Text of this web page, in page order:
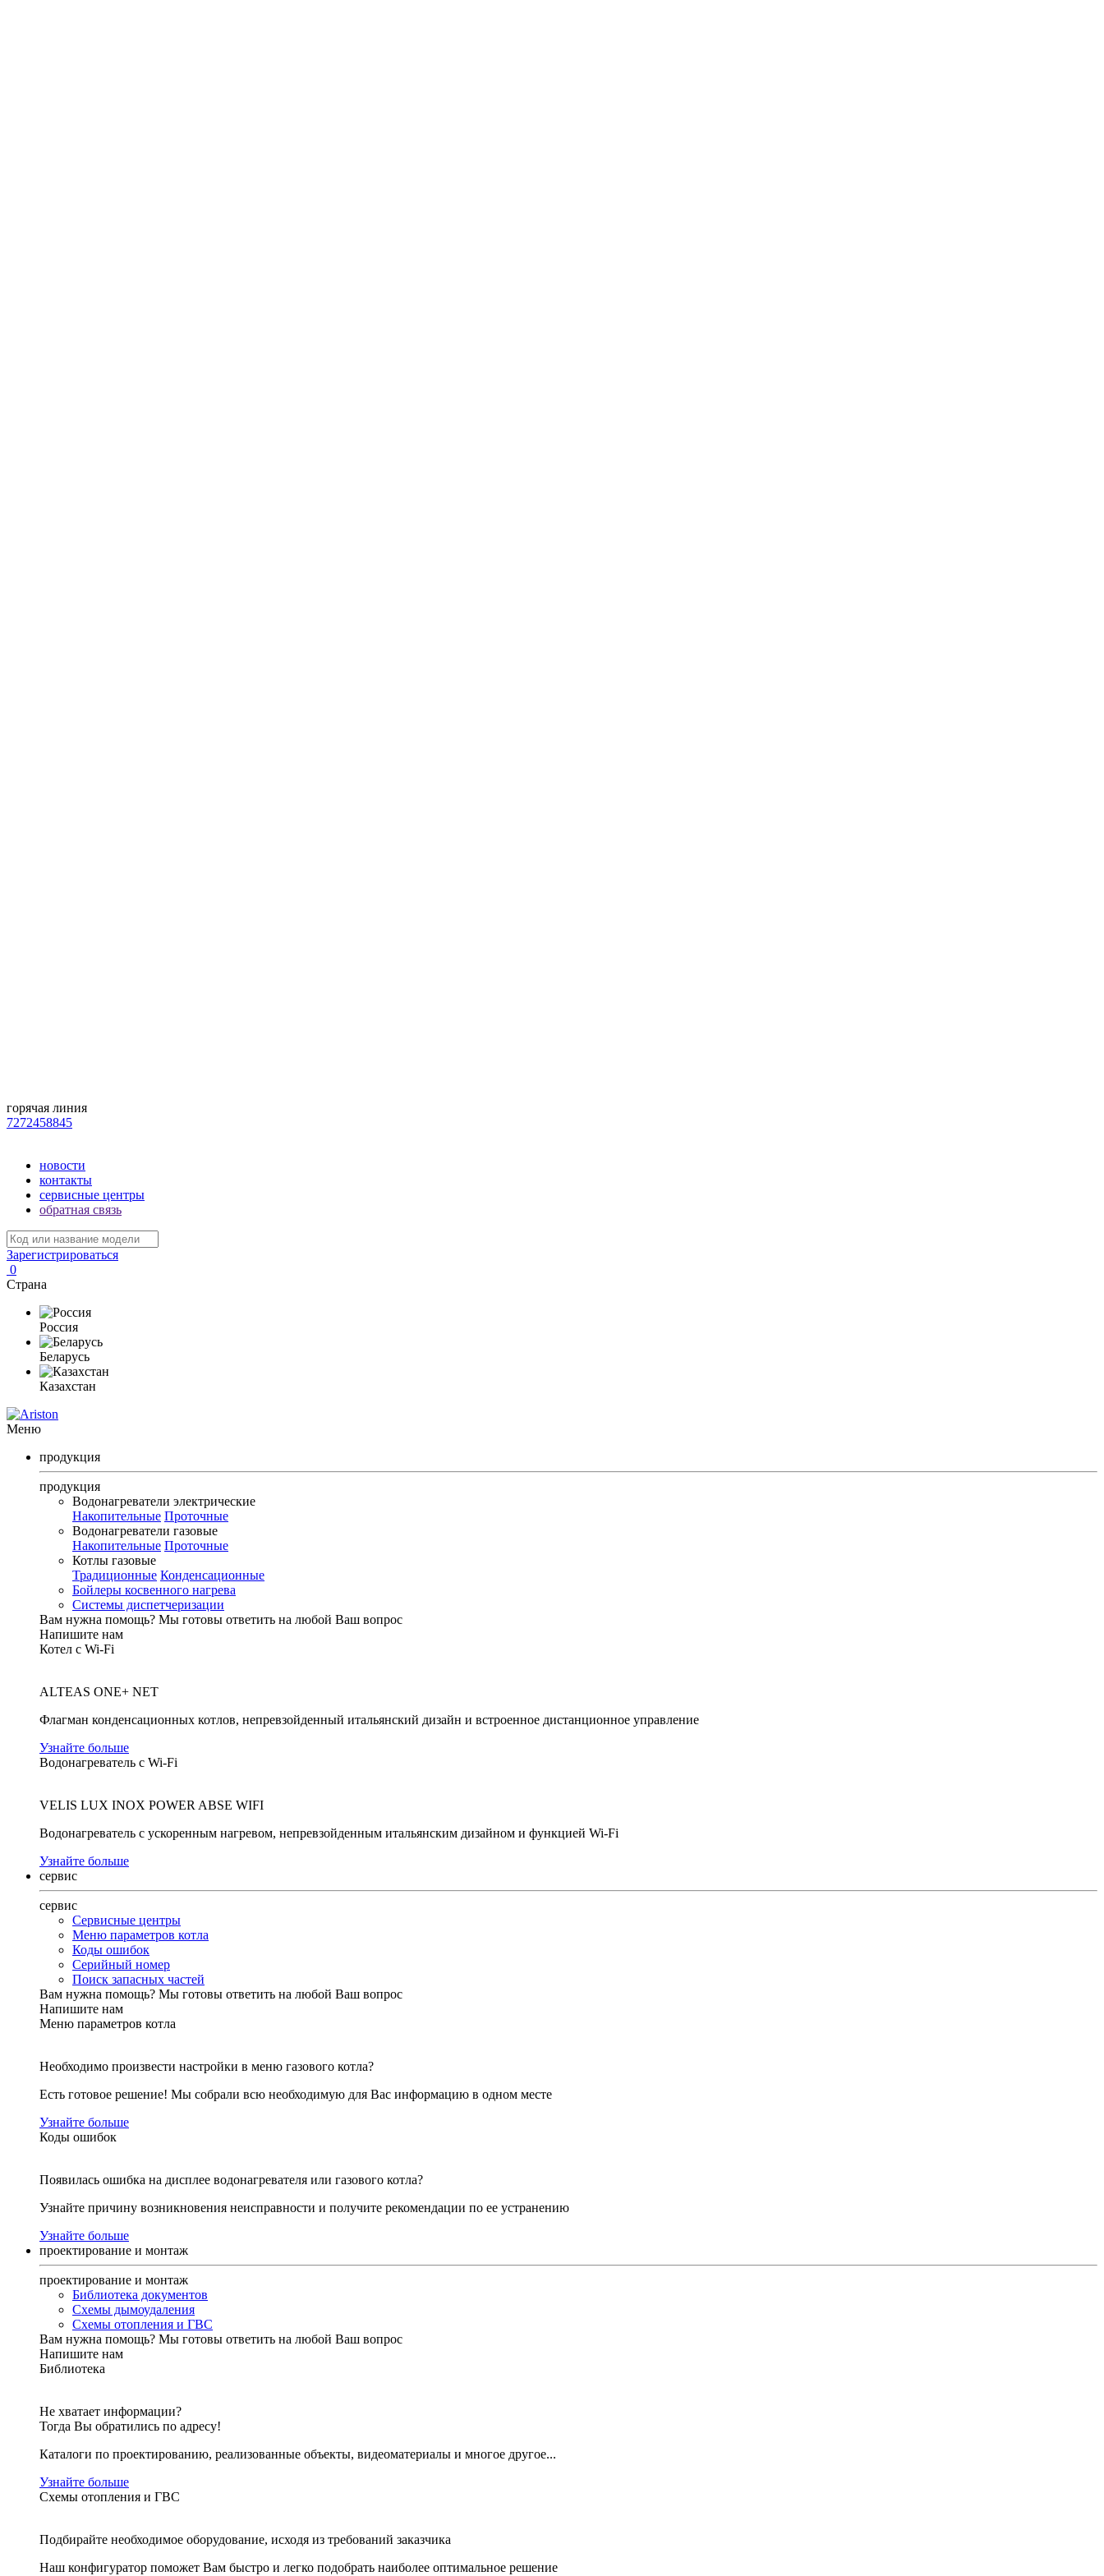
горячая линия
7272458845
новости
контакты
сервисные центры
обратная связь
Зарегистрироваться
0
Страна
Россия
Беларусь
Казахстан
Меню
продукция
продукция
Водонагреватели электрические
Накопительные Проточные
Водонагреватели газовые
Накопительные Проточные
Котлы газовые
Традиционные Конденсационные
Бойлеры косвенного нагрева
Системы диспетчеризации
Вам нужна помощь? Мы готовы ответить на любой Ваш вопрос
Напишите нам
Котел с Wi-Fi
ALTEAS ONE+ NET
Флагман конденсационных котлов, непревзойденный итальянский дизайн и встроенное дистанционное управление
Узнайте больше
Водонагреватель с Wi-Fi
VELIS LUX INOX POWER ABSE WIFI
Водонагреватель с ускоренным нагревом, непревзойденным итальянским дизайном и функцией Wi-Fi
Узнайте больше
сервис
сервис
Сервисные центры
Меню параметров котла
Коды ошибок
Серийный номер
Поиск запасных частей
Вам нужна помощь? Мы готовы ответить на любой Ваш вопрос
Напишите нам
Меню параметров котла
Необходимо произвести настройки в меню газового котла?
Есть готовое решение! Мы собрали всю необходимую для Вас информацию в одном месте
Узнайте больше
Коды ошибок
Появилась ошибка на дисплее водонагревателя или газового котла?
Узнайте причину возникновения неисправности и получите рекомендации по ее устранению
Узнайте больше
проектирование и монтаж
проектирование и монтаж
Библиотека документов
Схемы дымоудаления
Схемы отопления и ГВС
Вам нужна помощь? Мы готовы ответить на любой Ваш вопрос
Напишите нам
Библиотека
Не хватает информации?
Тогда Вы обратились по адресу!
Каталоги по проектированию, реализованные объекты, видеоматериалы и многое другое...
Узнайте больше
Схемы отопления и ГВС
Подбирайте необходимое оборудование, исходя из требований заказчика
Наш конфигуратор поможет Вам быстро и легко подобрать наиболее оптимальное решение